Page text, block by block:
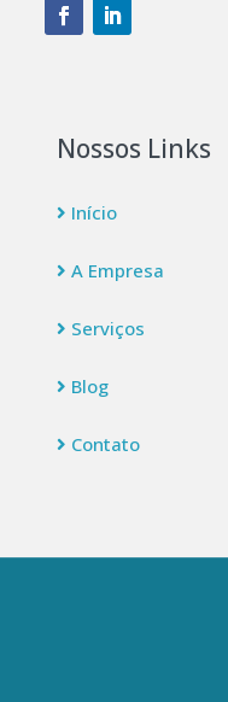
Nossos Links
Início
A Empresa
Serviços
Blog
Contato